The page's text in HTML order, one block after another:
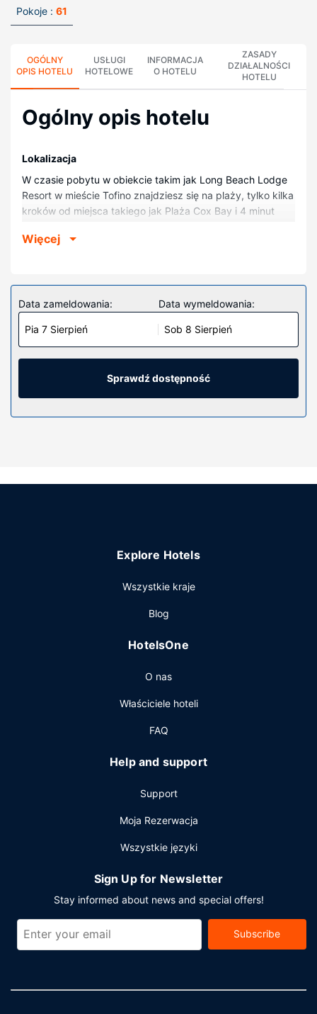
Pokoje : 61
OGÓLNY
OPIS HOTELU
USŁUGI
HOTELOWE
INFORMACJA
O HOTELU
ZASADY
DZIAŁALNOŚCI
HOTELU
Ogólny opis hotelu
Lokalizacja
W czasie pobytu w obiekcie takim jak Long Beach Lodge
Resort w mieście Tofino znajdziesz się na plaży, tylko kilka
kroków od miejsca takiego jak Plaża Cox Bay i 4 minut
Pacific Rim. Ośrodek wczasowy (przy plaży) znajduje się
Poczuj się jak w domu w 61 pokojach, których
wyposażenie to lodówka i telewizor płaskoekranowy.
Wyposażenie łóżek to pillowtop oraz pościel premium.
Bezpłatny przewodowy i bezprzewodowy dostęp do
internetu zapewni łączność ze światem. Wyposażenie
centrum fitness. Ten ośrodek wczasowy oferuje również
W obiekcie takim jak ośrodek wczasowy do dyspozycji
określonych godzinach). Zrelaksuj się po całym dniu w
codziennie od 8 do 12:30 za opłatą.
Pozostałe udogodnienia
ekspresowe wymeldowanie oraz bezpłatne czasopisma w
Więcej
Data zameldowania:
Pia 7 Sierpień
Data wymeldowania:
Sob 8 Sierpień
Sprawdź dostępność
Explore Hotels
Wszystkie kraje
Blog
HotelsOne
O nas
Właściciele hoteli
FAQ
Help and support
Support
Moja Rezerwacja
Wszystkie języki
Sign Up for Newsletter
Stay informed about news and special offers!
Subscribe